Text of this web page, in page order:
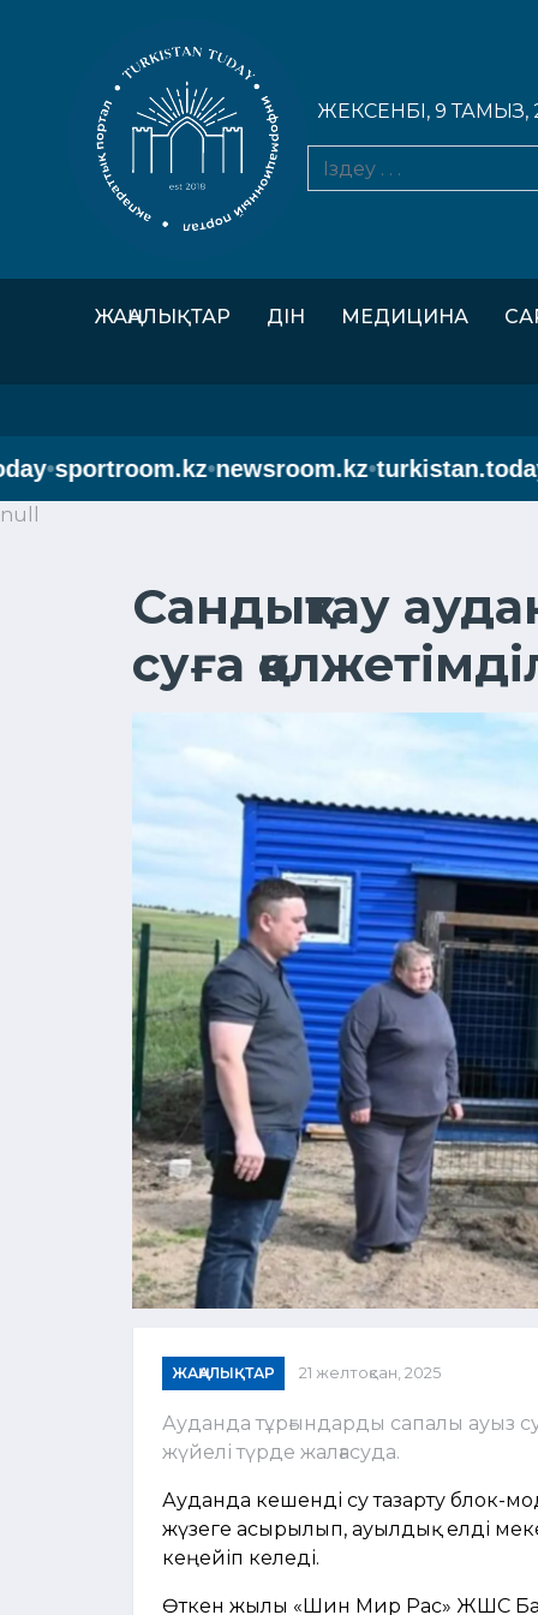
ЖЕКСЕНБІ, 9 ТАМЫЗ,
ЖАҢАЛЫҚТАР ДІН МЕДИЦИНА
•sportroom.kz•newsroom.kz•turkistan.today•
null
Сандықтау
суға
ЖАҢАЛЫҚТАР 21 желтоқсан, 2025
Ауданда тұрғындарды сапалы ауыз
жүйелі түрде жалғасуда.
Ауданда кешенді су тазарту блок-
жүзеге асырылып, ауылдық елді
кеңейіп келеді.
Өткен жылы «Шин Мир Рас» ЖШС